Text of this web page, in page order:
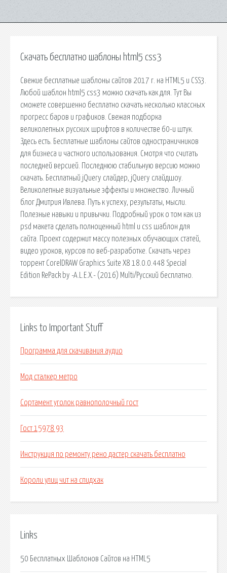
Скачать бесплатно шаблоны html5 css3
Свежие бесплатные шаблоны сайтов 2017 г. на HTML5 и CSS3.
Любой шаблон html5 css3 можно скачать как для. Тут Вы
сможете совершенно бесплатно скачать несколько классных
прогресс баров и графиков. Свежая подборка
великолепных русских шрифтов в количестве 60-и штук.
Здесь есть. Бесплатные шаблоны сайтов одностраничников
для бизнеса и частного использования. Смотря что считать
последней версией. Последнюю стабильную версию можно
скачать. Бесплатный jQuery слайдер, jQuery слайдшоу.
Великолепные визуальные эффекты и множество. Личный
блог Дмитрия Ивлева. Путь к успеху, результаты, мысли.
Полезные навыки и привычки. Подробный урок о том как из
psd макета сделать полноценный html и css шаблон для
сайта. Проект содержит массу полезных обучающих статей,
видео уроков, курсов по веб-разработке. Скачать через
торрент CorelDRAW Graphics Suite X8 18.0.0.448 Special
Edition RePack by -A.L.E.X.- (2016) Multi/Русский бесплатно.
Links to Important Stuff
Программа для скачивания аудио
Мод сталкер метро
Сортамент уголок равнополочный гост
Гост 15978 93
Инструкция по ремонту рено дастер скачать бесплатно
Короли улиц чит на спидхак
Links
50 Бесплатных Шаблонов Сайтов на HTML5